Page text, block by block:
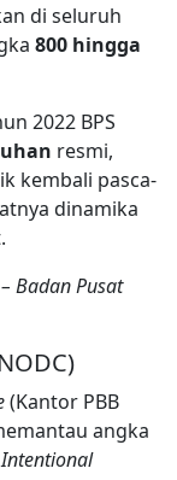
di seluruh
800 hingga
2022 BPS
resmi,
kembali pasca-
dinamika
Badan Pusat
(Kantor PBB
angka
Intentional